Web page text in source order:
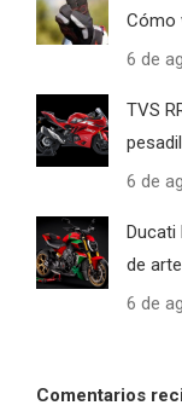
Cómo
6 de
TVS
6 de
Ducati
de
6 de
Comentarios